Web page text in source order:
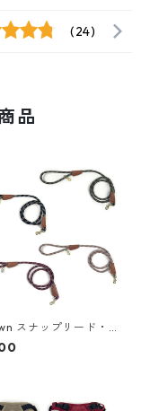
(24)
品
スナップリード・ク
グロープ（細)